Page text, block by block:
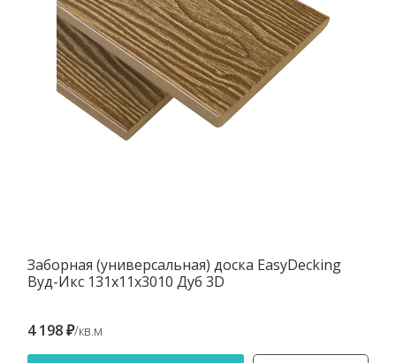
Заборная (универсальная) доска EasyDecking
Вуд-Икс 131х11х3010 Дуб 3D
4 198 ₽/кв.м